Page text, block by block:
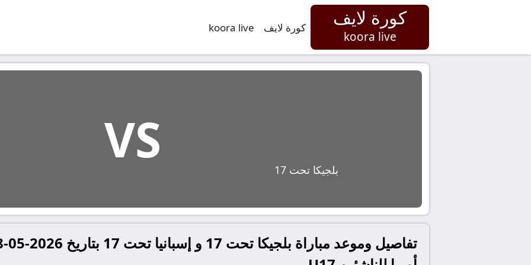
كورة لايف
koora live
كورة لايف koora live
بلجيكا تحت 17 VS